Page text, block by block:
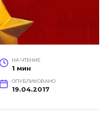
НА ЧТЕНИЕ
1 мин
ОПУБЛИКОВАНО
19.04.2017